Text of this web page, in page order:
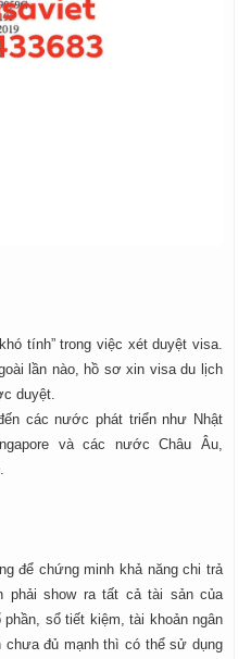
tính” trong việc xét duyệt visa.
lần nào, hồ sơ xin visa du lịch
duyệt.
các nước phát triển như Nhật
và các nước Châu Âu,
để chứng minh khả năng chi trả
phải show ra tất cả tài sản của
sổ tiết kiệm, tài khoản ngân
chưa đủ mạnh thì có thể sử dụng